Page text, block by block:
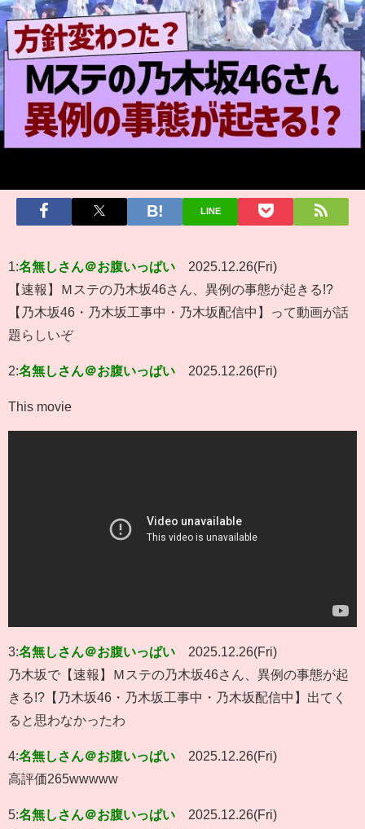
LINE
1:名無しさん＠お腹いっぱい
2025.12.26(Fri)
【速報】Ｍステの乃木坂46さん、異例の事態が起きる!?
【乃木坂46・乃木坂工事中・乃木坂配信中】って動画が話
題らしいぞ
2:名無しさん＠お腹いっぱい 2025.12.26(Fri)
This movie
3:名無しさん＠お腹いっぱい
2025.12.26(Fri)
乃木坂で【速報】Ｍステの乃木坂46さん、異例の事態が起
きる!?【乃木坂46・乃木坂工事中・乃木坂配信中】出てく
ると思わなかったわ
4:名無しさん＠お腹いっぱい
2025.12.26(Fri)
高評価265wwwww
5:名無しさん＠お腹いっぱい
2025.12.26(Fri)